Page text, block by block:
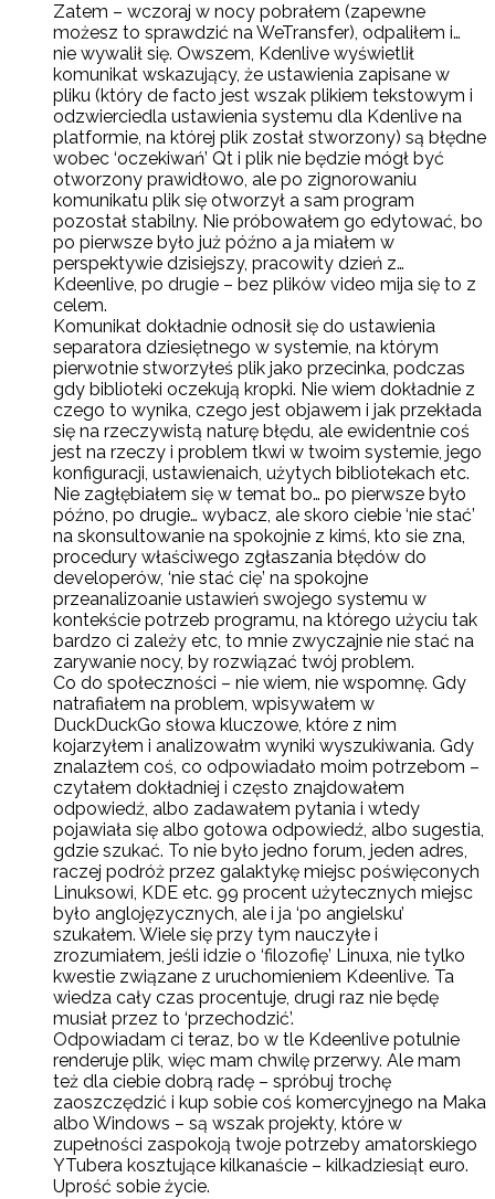
Zatem – wczoraj w nocy pobrałem (zapewne
możesz to sprawdzić na WeTransfer), odpaliłem i…
nie wywalił się. Owszem, Kdenlive wyświetlił
komunikat wskazujący, że ustawienia zapisane w
pliku (który de facto jest wszak plikiem tekstowym i
odzwierciedla ustawienia systemu dla Kdenlive na
platformie, na której plik został stworzony) są błędne
wobec ‘oczekiwań’ Qt i plik nie będzie mógł być
otworzony prawidłowo, ale po zignorowaniu
komunikatu plik się otworzył a sam program
pozostał stabilny. Nie próbowałem go edytować, bo
po pierwsze było już późno a ja miałem w
perspektywie dzisiejszy, pracowity dzień z…
Kdeenlive, po drugie – bez plików video mija się to z
celem.
Komunikat dokładnie odnosił się do ustawienia
separatora dziesiętnego w systemie, na którym
pierwotnie stworzyłeś plik jako przecinka, podczas
gdy biblioteki oczekują kropki. Nie wiem dokładnie z
czego to wynika, czego jest objawem i jak przekłada
się na rzeczywistą naturę błędu, ale ewidentnie coś
jest na rzeczy i problem tkwi w twoim systemie, jego
konfiguracji, ustawienaich, użytych bibliotekach etc.
Nie zagłębiałem się w temat bo… po pierwsze było
późno, po drugie… wybacz, ale skoro ciebie ‘nie stać’
na skonsultowanie na spokojnie z kimś, kto sie zna,
procedury właściwego zgłaszania błędów do
developerów, ‘nie stać cię’ na spokojne
przeanalizoanie ustawień swojego systemu w
kontekście potrzeb programu, na którego użyciu tak
bardzo ci zależy etc, to mnie zwyczajnie nie stać na
zarywanie nocy, by rozwiązać twój problem.
Co do społeczności – nie wiem, nie wspomnę. Gdy
natrafiałem na problem, wpisywałem w
DuckDuckGo słowa kluczowe, które z nim
kojarzyłem i analizowałm wyniki wyszukiwania. Gdy
znalazłem coś, co odpowiadało moim potrzebom –
czytałem dokładniej i często znajdowałem
odpowiedź, albo zadawałem pytania i wtedy
pojawiała się albo gotowa odpowiedź, albo sugestia,
gdzie szukać. To nie było jedno forum, jeden adres,
raczej podróż przez galaktykę miejsc poświęconych
Linuksowi, KDE etc. 99 procent użytecznych miejsc
było anglojęzycznych, ale i ja ‘po angielsku’
szukałem. Wiele się przy tym nauczyłe i
zrozumiałem, jeśli idzie o ‘filozofię’ Linuxa, nie tylko
kwestie związane z uruchomieniem Kdeenlive. Ta
wiedza cały czas procentuje, drugi raz nie będę
musiał przez to ‘przechodzić’.
Odpowiadam ci teraz, bo w tle Kdeenlive potulnie
renderuje plik, więc mam chwilę przerwy. Ale mam
też dla ciebie dobrą radę – spróbuj trochę
zaoszczędzić i kup sobie coś komercyjnego na Maka
albo Windows – są wszak projekty, które w
zupełności zaspokoją twoje potrzeby amatorskiego
YTubera kosztujące kilkanaście – kilkadziesiąt euro.
Uprość sobie życie.